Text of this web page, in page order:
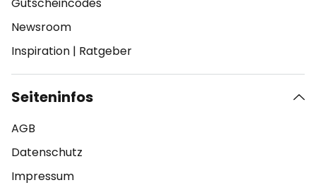
Newsroom
Inspiration | Ratgeber
Seiteninfos
AGB
Datenschutz
Impressum